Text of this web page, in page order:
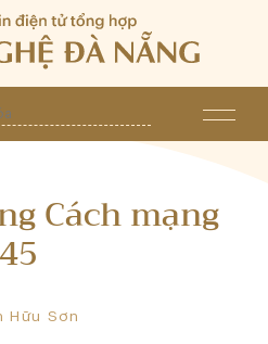
Cách mạng
Hữu Sơn